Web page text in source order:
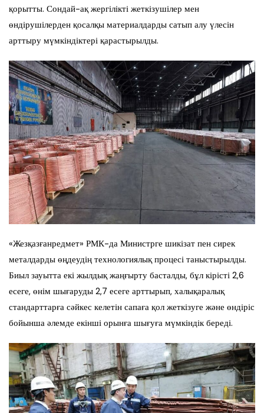
қорытты. Сондай-ақ жергілікті жеткізушілер мен
өндірушілерден қосалқы материалдарды сатып алу үлесін
арттыру мүмкіндіктері қарастырылды.
«Жезқазғанредмет» РМК-да Министрге шикізат пен сирек
металдарды өңдеудің технологиялық процесі таныстырылды.
Биыл зауытта екі жылдық жаңғырту басталды, бұл кірісті 2,6
есеге, өнім шығаруды 2,7 есеге арттырып, халықаралық
стандарттарға сәйкес келетін сапаға қол жеткізуге және өндіріс
бойынша әлемде екінші орынға шығуға мүмкіндік береді.